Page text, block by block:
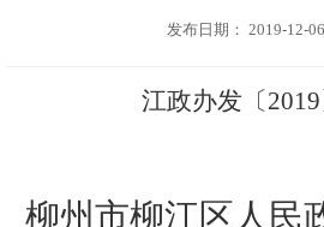
发布日期： 2019-12-
江政办发 〔2019
柳州市柳江区人民